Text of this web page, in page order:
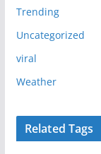
Trending
Uncategorized
viral
Weather
Related Tags